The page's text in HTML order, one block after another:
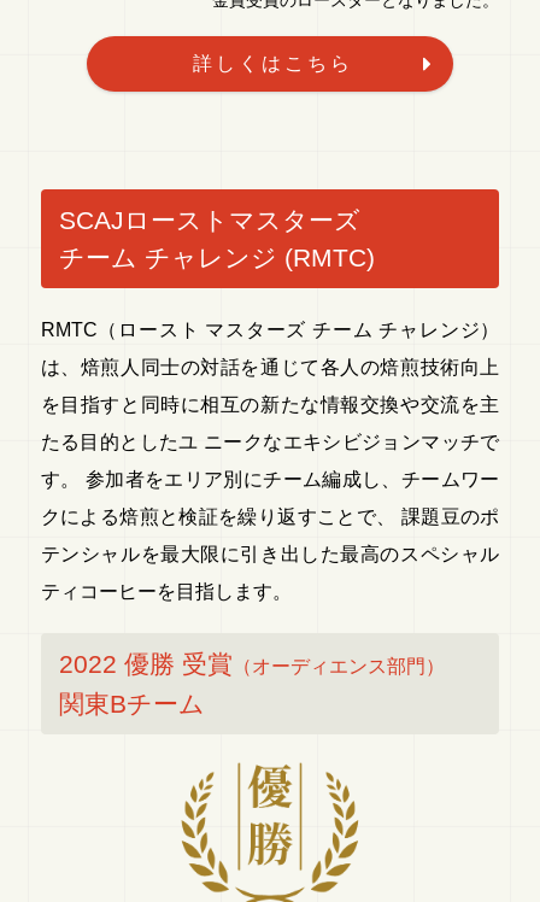
詳しくはこちら
SCAJローストマスターズ
チーム チャレンジ (RMTC)
RMTC（ロースト マスターズ チーム チャレンジ）
は、焙煎人同士の対話を通じて各人の焙煎技術向上
を目指すと同時に相互の新たな情報交換や交流を主
たる目的としたユ ニークなエキシビジョンマッチで
す。 参加者をエリア別にチーム編成し、チームワー
クによる焙煎と検証を繰り返すことで、 課題豆のポ
テンシャルを最大限に引き出した最高のスペシャル
ティコーヒーを目指します。
2022 優勝 受賞 （オーディエンス部門）
関東Bチーム